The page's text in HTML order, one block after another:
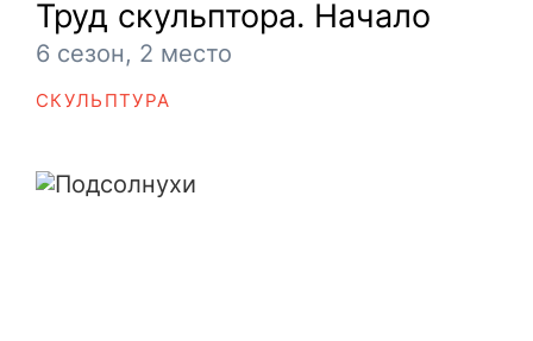
Труд скульптора. Начало
6 сезон, 2 место
СКУЛЬПТУРА
Подсолнухи